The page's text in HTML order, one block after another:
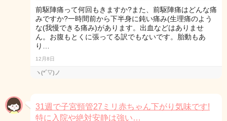
前駆陣痛って何回もきますか?また、前駆陣痛はどんな痛
みですか?一時間前から下半身に鈍い痛み(生理痛のよう
な(我慢できる痛み)があります。出血などはありませ
ん。お腹もとくに張ってる訳でもないです。胎動もあ
り…
12月8日
ヽ(*´▽)ノ
31週で子宮頸管27ミリ赤ちゃん下がり気味です!
特に入院や絶対安静は強い…